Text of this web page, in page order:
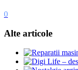
0
Alte articole